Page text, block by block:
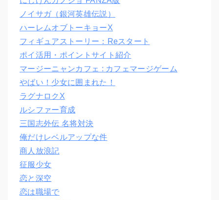
ノイサガ（銀河英雄伝説）
ハーレムオブトーキョーX
フィギュアストーリー：Reスタート
ポイ活用・ポイントサイト紹介
マージーニャンカフェ : カフェマージゲーム
やばい！少女に囲まれた！
ラグナロクX
ルシファー育成
三国志外伝 名将対決
俺だけレベルアップな件
商人放浪記
征服少女
恋と深空
恋は職場で